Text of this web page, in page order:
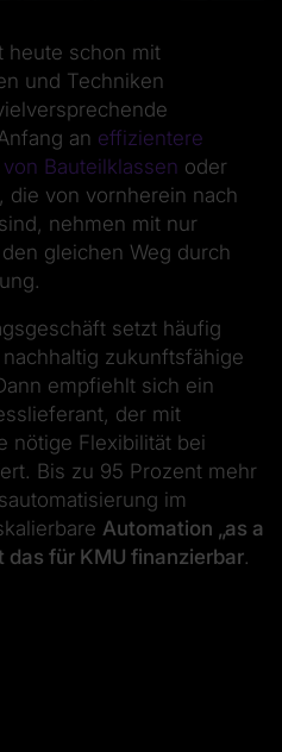
heute schon mit
und Techniken
an effizientere
Bauteilklassen oder
die von vornherein nach
nehmen mit nur
gleichen Weg durch
setzt häufig
zukunftsfähige
empfiehlt sich ein
der mit
nötige Flexibilität bei
Bis zu 95 Prozent mehr
im
Automation „as a
das für KMU finanzierbar.